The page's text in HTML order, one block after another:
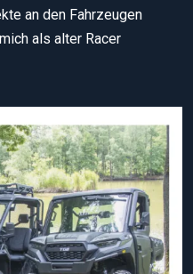
an den Fahrzeugen
als alter Racer